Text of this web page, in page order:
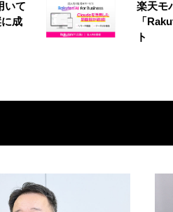
いて
成
楽天モ
「
ト